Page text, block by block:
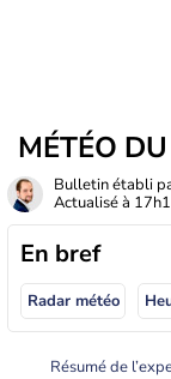
MÉTÉO
Bulletin établi
Actualisé à
En bref
Radar météo
Résumé de